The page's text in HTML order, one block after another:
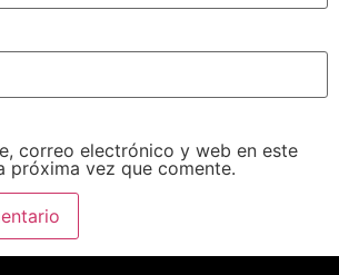
correo electrónico y web en este
próxima vez que comente.